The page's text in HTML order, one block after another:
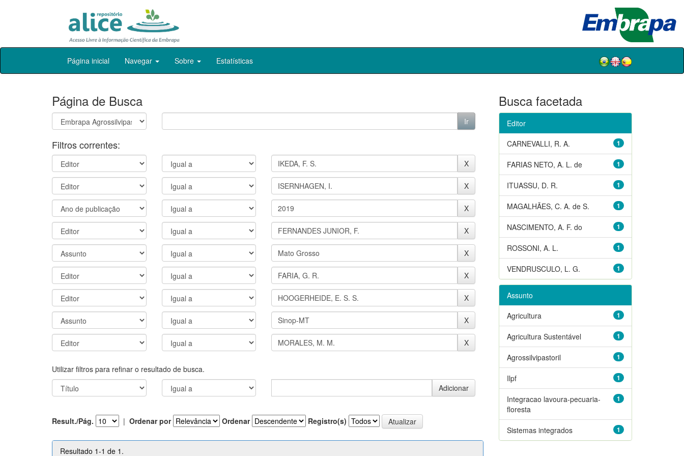
Skip
Página inicial Navegar Sobre Estatísticas
Página de Busca
Filtros correntes:
Utilizar filtros para refinar o resultado de busca.
Result./Pág. | Ordenar por Ordenar Registro(s)
Resultado 1-1 de 1.
Busca facetada
Editor
1
CARNEVALLI, R. A.
1
FARIAS NETO, A. L. de
1
ITUASSU, D. R.
1
MAGALHÃES, C. A. de S.
1
NASCIMENTO, A. F. do
1
ROSSONI, A. L.
1
VENDRUSCULO, L. G.
Assunto
1
Agricultura
1
Agricultura Sustentável
1
Agrossilvipastoril
1
Ilpf
1
Integracao lavoura-pecuaria-
floresta
1
Sistemas integrados